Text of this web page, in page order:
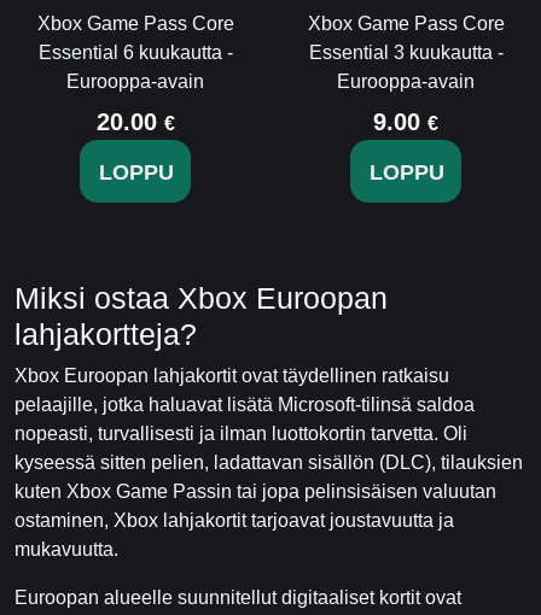
Xbox Game Pass Core
Essential 6 kuukautta -
Eurooppa-avain
20.00 €
LOPPU
Xbox Game Pass Core
Essential 3 kuukautta -
Eurooppa-avain
9.00 €
LOPPU
Miksi ostaa Xbox Euroopan
lahjakortteja?
Xbox Euroopan lahjakortit ovat täydellinen ratkaisu
pelaajille, jotka haluavat lisätä Microsoft-tilinsä saldoa
nopeasti, turvallisesti ja ilman luottokortin tarvetta. Oli
kyseessä sitten pelien, ladattavan sisällön (DLC), tilauksien
kuten Xbox Game Passin tai jopa pelinsisäisen valuutan
ostaminen, Xbox lahjakortit tarjoavat joustavuutta ja
mukavuutta.
Euroopan alueelle suunnitellut digitaaliset kortit ovat